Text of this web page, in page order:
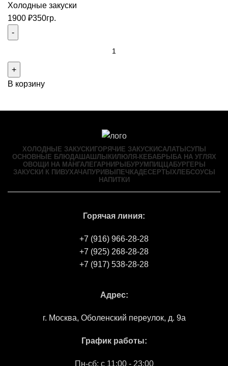
Холодные закуски
1900 ₽350гр.
Сырное
ассорти
В корзину
ХОЛОДНЫЕ ЗАКУСКИГОРЯЧИЕ ЗАКУСКИСАЛАТЫСУПЫ
ОСНОВНЫЕ БЛЮДАШАШЛЫКИЛЮЛЯ-КЕБАБРЫБА НА УГЛЯХ
ОВОЩИ НА МАНГАЛЕГАРНИРЫБУРУМПИЦЦАБУРГЕРЫ
ЗАКУСКИ К ПИВУХАЧАПУРИВЫПЕЧКАДЕСЕРТЫХЛЕБСОУСЫ
НАПИТКИ
Горячая линия:
+7 (916) 966-28-28
+7 (925) 268-28-28
+7 (917) 538-28-28
Адрес:
г. Москва, Оболенский переулок, д. 9а
График работы:
Пн-сб: c 11:00 - 23:00